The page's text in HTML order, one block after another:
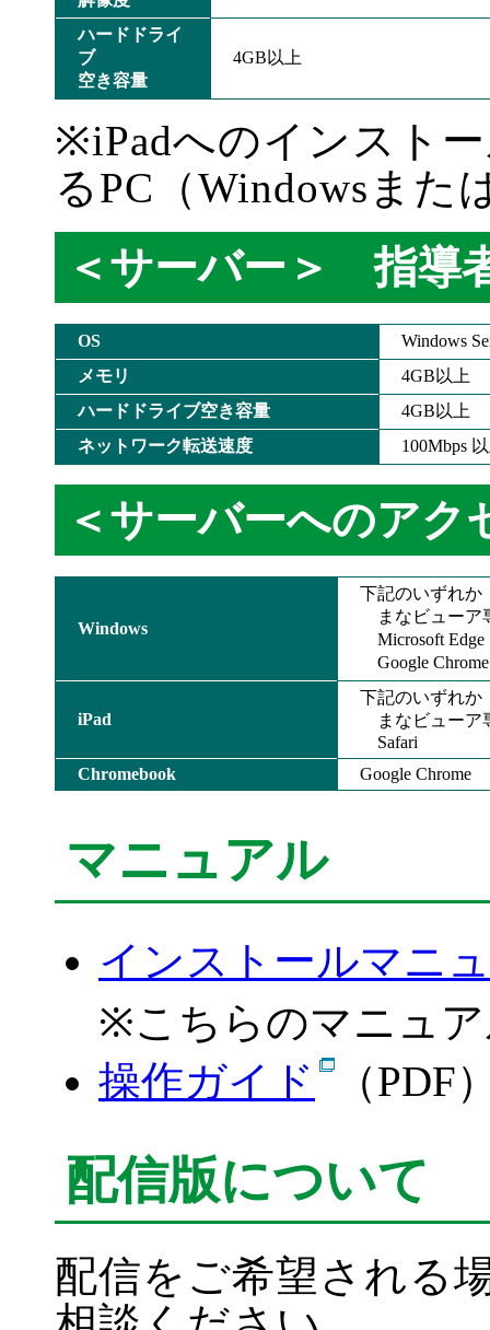
ハードドライ
ブ
空き容量
4GB以上
※iPadへのインスト
るPC（Windowsまた
＜サーバー＞ 指導
OS
Windows
メモリ
4GB以上
ハードドライブ空き容量
4GB以上
ネットワーク転送速度
100Mbps
＜サーバーへのア
Windows
下記のいずれか
まなビューア
Microsoft Edge
Google
iPad
下記のいずれか
まなビューア
Safari
Chromebook
Google Chrome
マニュアル
インストールマニ
※こちらのマニュ
操作ガイド
（PDF
配信版について
配信をご希望される